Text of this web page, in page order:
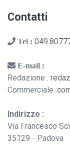
Contatti
Tel :
E-mail :
Redazione :
Commerciale :
Indirizzo :
Via Francesco
35129 - Padova